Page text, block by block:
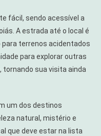
fácil, sendo acessível a
A estrada até o local é
para terrenos acidentados
para explorar outras
tornando sua visita ainda
um dos destinos
natural, mistério e
que deve estar na lista